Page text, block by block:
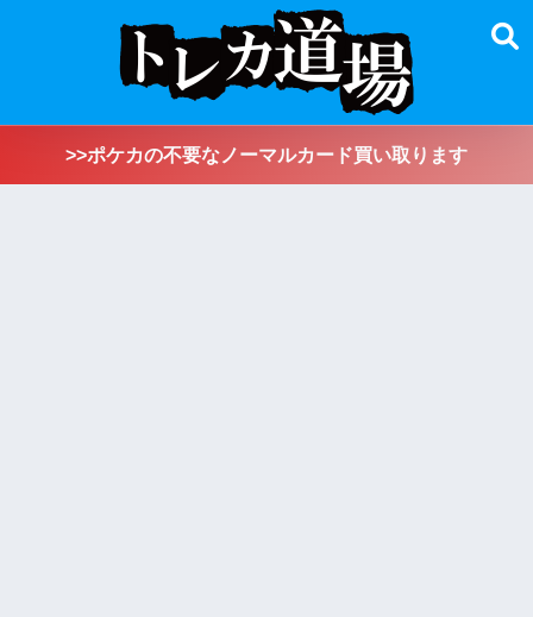
>>ポケカの不要なノーマルカード買い取ります